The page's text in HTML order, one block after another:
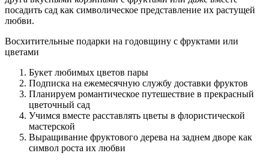
посадить сад как символическое представление их растущей
любви.
Восхитительные подарки на годовщину с фруктами или
цветами
Букет любимых цветов пары
Подписка на ежемесячную службу доставки фруктов
Планируем романтическое путешествие в прекрасный
цветочный сад
Учимся вместе расставлять цветы в флористической
мастерской
Выращивание фруктового дерева на заднем дворе как
символ роста их любви